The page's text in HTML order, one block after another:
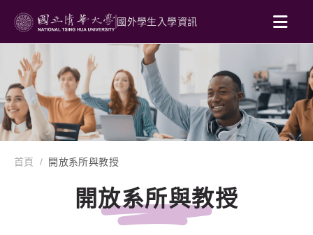
國外學生入學資訊
首頁 開放系所與教授
開放系所與教授